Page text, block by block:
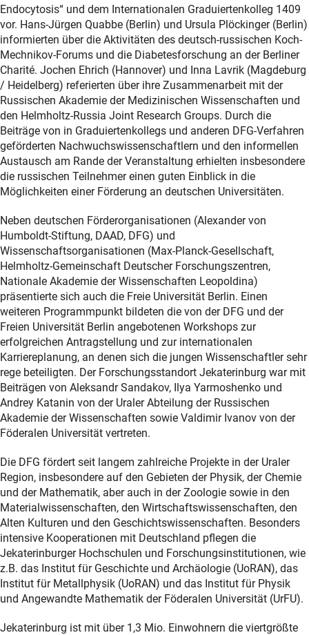
Endocytosis“ und dem Internationalen Graduiertenkolleg 1409
vor. Hans-Jürgen Quabbe (Berlin) und Ursula Plöckinger (Berlin)
informierten über die Aktivitäten des deutsch-russischen Koch-
Mechnikov-Forums und die Diabetesforschung an der Berliner
Charité. Jochen Ehrich (Hannover) und Inna Lavrik (Magdeburg
/ Heidelberg) referierten über ihre Zusammenarbeit mit der
Russischen Akademie der Medizinischen Wissenschaften und
den Helmholtz-Russia Joint Research Groups. Durch die
Beiträge von in Graduiertenkollegs und anderen DFG-Verfahren
geförderten Nachwuchswissenschaftlern und den informellen
Austausch am Rande der Veranstaltung erhielten insbesondere
die russischen Teilnehmer einen guten Einblick in die
Möglichkeiten einer Förderung an deutschen Universitäten.
Neben deutschen Förderorganisationen (Alexander von
Humboldt-Stiftung, DAAD, DFG) und
Wissenschaftsorganisationen (Max-Planck-Gesellschaft,
Helmholtz-Gemeinschaft Deutscher Forschungszentren,
Nationale Akademie der Wissenschaften Leopoldina)
präsentierte sich auch die Freie Universität Berlin. Einen
weiteren Programmpunkt bildeten die von der DFG und der
Freien Universität Berlin angebotenen Workshops zur
erfolgreichen Antragstellung und zur internationalen
Karriereplanung, an denen sich die jungen Wissenschaftler sehr
rege beteiligten. Der Forschungsstandort Jekaterinburg war mit
Beiträgen von Aleksandr Sandakov, Ilya Yarmoshenko und
Andrey Katanin von der Uraler Abteilung der Russischen
Akademie der Wissenschaften sowie Valdimir Ivanov von der
Föderalen Universität vertreten.
Die DFG fördert seit langem zahlreiche Projekte in der Uraler
Region, insbesondere auf den Gebieten der Physik, der Chemie
und der Mathematik, aber auch in der Zoologie sowie in den
Materialwissenschaften, den Wirtschaftswissenschaften, den
Alten Kulturen und den Geschichtswissenschaften. Besonders
intensive Kooperationen mit Deutschland pflegen die
Jekaterinburger Hochschulen und Forschungsinstitutionen, wie
z.B. das Institut für Geschichte und Archäologie (UoRAN), das
Institut für Metallphysik (UoRAN) und das Institut für Physik
und Angewandte Mathematik der Föderalen Universität (UrFU).
Jekaterinburg ist mit über 1,3 Mio. Einwohnern die viertgrößte